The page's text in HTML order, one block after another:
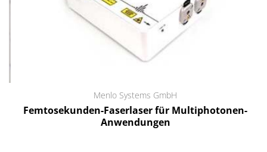
Menlo Systems GmbH
Femtosekunden-Faserlaser für Multiphotonen-
Anwendungen